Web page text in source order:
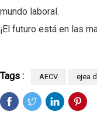
mundo laboral.
¡El futuro está en las
Tags : AECV ejea